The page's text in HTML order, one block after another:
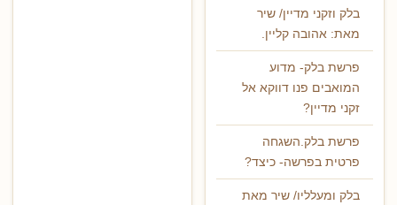
בלק וזקני מדיין/ שיר
מאת: אהובה קליין.
פרשת בלק- מדוע
המואבים פנו דווקא אל
זקני מדיין?
פרשת בלק.השגחה
פרטית בפרשה- כיצד?
בלק ומעלליו/ שיר מאת